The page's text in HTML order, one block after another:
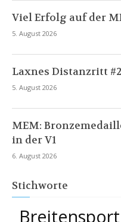
Viel Erfolg auf der
5. August 2026
Laxnes Distanzritt
5. August 2026
MEM:
in der V1
6. August 2026
Stichworte
Breitensport